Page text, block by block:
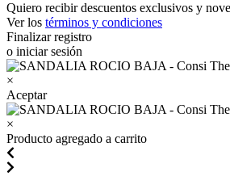
Quiero recibir descuentos exclusivos y
Ver los términos y condiciones
Finalizar registro
o iniciar sesión
×
Aceptar
×
Producto agregado a carrito